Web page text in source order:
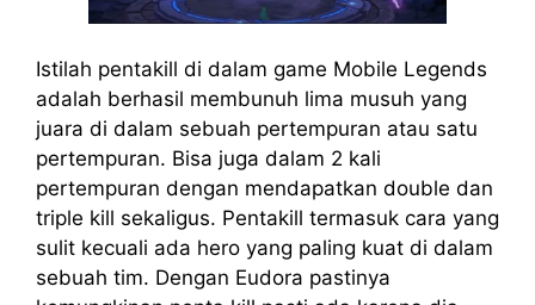
Istilah pentakill di dalam game Mobile Legends
adalah berhasil membunuh lima musuh yang
juara di dalam sebuah pertempuran atau satu
pertempuran. Bisa juga dalam 2 kali
pertempuran dengan mendapatkan double dan
triple kill sekaligus. Pentakill termasuk cara yang
sulit kecuali ada hero yang paling kuat di dalam
sebuah tim. Dengan Eudora pastinya